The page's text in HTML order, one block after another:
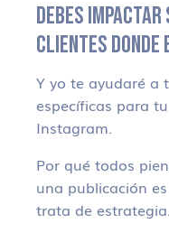
DEBES
CLIENTES DONDE
Y yo te ayudaré a
específicas para
Instagram.
Por qué todos
una publicación
trata de estrategia.